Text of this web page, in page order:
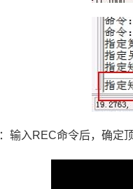
：输入 REC命令后，确定